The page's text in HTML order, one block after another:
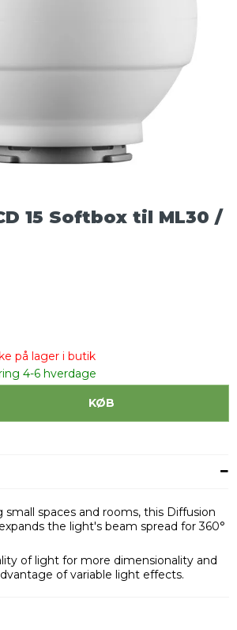
15 Softbox til ML30 /
på lager i butik
4-6 hverdage
KØB
spaces and rooms, this Diffusion
the light's beam spread for 360°
of light for more dimensionality and
of variable light effects.